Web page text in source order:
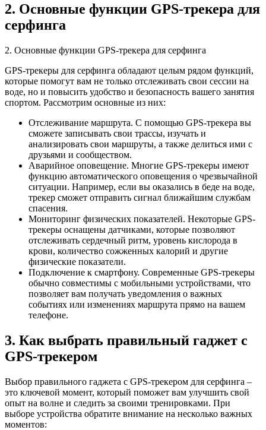
2. Основные функции GPS-трекера для
серфинга
2. Основные функции GPS-трекера для серфинга
GPS-трекеры для серфинга обладают целым рядом функций,
которые помогут вам не только отслеживать свои сессии на
воде, но и повысить удобство и безопасность вашего занятия
спортом. Рассмотрим основные из них:
Отслеживание маршрута. С помощью GPS-трекера вы
сможете записывать свои трассы, изучать и
анализировать свои маршруты, а также делиться ими с
друзьями и сообществом.
Аварийное оповещение. Многие GPS-трекеры имеют
функцию автоматического оповещения о чрезвычайной
ситуации. Например, если вы оказались в беде на воде,
трекер сможет отправить сигнал ближайшим службам
спасения.
Мониторинг физических показателей. Некоторые GPS-
трекеры оснащены датчиками, которые позволяют
отслеживать сердечный ритм, уровень кислорода в
крови, количество сожженных калорий и другие
физические показатели.
Подключение к смартфону. Современные GPS-трекеры
обычно совместимы с мобильными устройствами, что
позволяет вам получать уведомления о важных
событиях или изменениях маршрута прямо на вашем
телефоне.
3. Как выбрать правильный гаджет с
GPS-трекером
Выбор правильного гаджета с GPS-трекером для серфинга –
это ключевой момент, который поможет вам улучшить свой
опыт на волне и следить за своими тренировками. При
выборе устройства обратите внимание на несколько важных
моментов: